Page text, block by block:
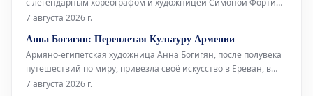
проливает свет на её связи с многогранной иконой Йоко Оно,
2014 году Джулией Брайан-Уилсон, это интервью снова
вышло на свет посл
7 августа 2026 г.
Анна Богигян: Переплетая Культуру Армении
Армяно-египетская художница Анна Богигян, после полувека
путешествий по миру, привезла своё искусство в Ереван, в
Национальную галерею Армении. Её выставка под
7 августа 2026 г.